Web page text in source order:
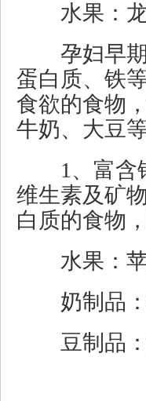
水果：龙
孕妇早期
蛋白质、铁
食欲的食物
牛奶、大豆
1、富含钙
维生素及矿
白质的食物
水果：苹
奶制品：
豆制品：